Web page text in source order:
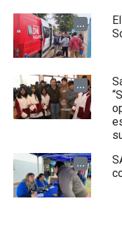
...
...
...